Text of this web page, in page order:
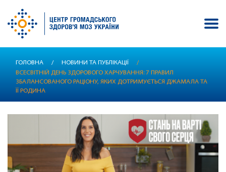
вмісту
ГОЛОВНА / НОВИНИ ТА ПУБЛІКАЦІЇ
/
ВСЕСВІТНІЙ ДЕНЬ ЗДOРOВOГO ХАРЧУВАННЯ: 7 ПРАВИЛ
ЗБАЛАНСОВАНОГО РАЦІОНУ, ЯКИХ ДОТРИМУЄТЬСЯ ДЖАМАЛА ТА
ЇЇ РОДИНА